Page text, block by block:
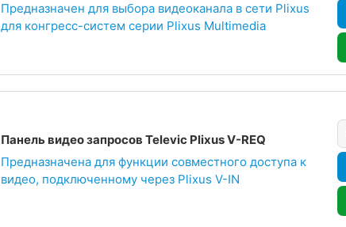
Предназначен для выбора видеоканала в сети Plixus
для конгресс-систем серии Plixus Multimedia
Панель видео запросов Televic Plixus V-REQ
Предназначена для функции совместного доступа к
видео, подключенному через Plixus V-IN